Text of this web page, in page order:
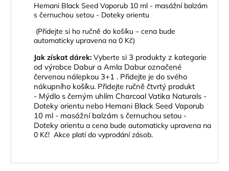
Hemani Black Seed Vaporub 10 ml - masážní balzám
s černuchou setou - Doteky orientu
(Přidejte si ho ručně do košíku – cena bude
automaticky upravena na 0 Kč)
Jak získat dárek: Vyberte si 3 produkty z kategorie
od výrobce Dabur a Amla Dabur označené
červenou nálepkou 3+1 . Přidejte je do svého
nákupního košíku. Přidejte ručně čtvrtý produkt
- Mýdlo s černým uhlím Charcoal Vatika Naturals -
Doteky orientu nebo Hemani Black Seed Vaporub
10 ml - masážní balzám s černuchou setou -
Doteky orientu a cena bude automaticky upravena na
0 Kč! Akce platí do vyprodání zásob.